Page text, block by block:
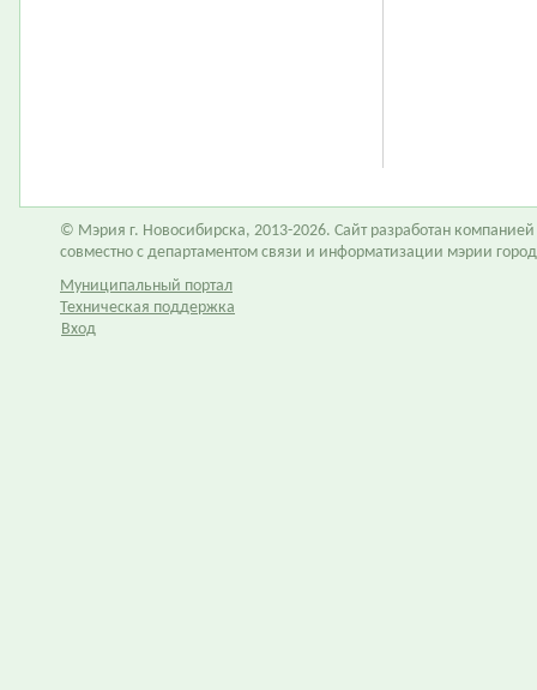
© Мэрия г. Новосибирска, 2013-2026. Сайт разработан компанией
совместно с департаментом связи и информатизации мэрии
Муниципальный портал
Техническая поддержка
Вход